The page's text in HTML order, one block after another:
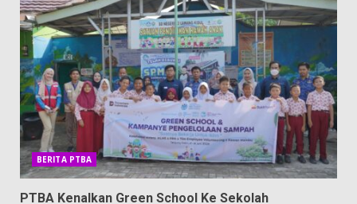
BERITA PTBA
PTBA Kenalkan Green School Ke Sekolah